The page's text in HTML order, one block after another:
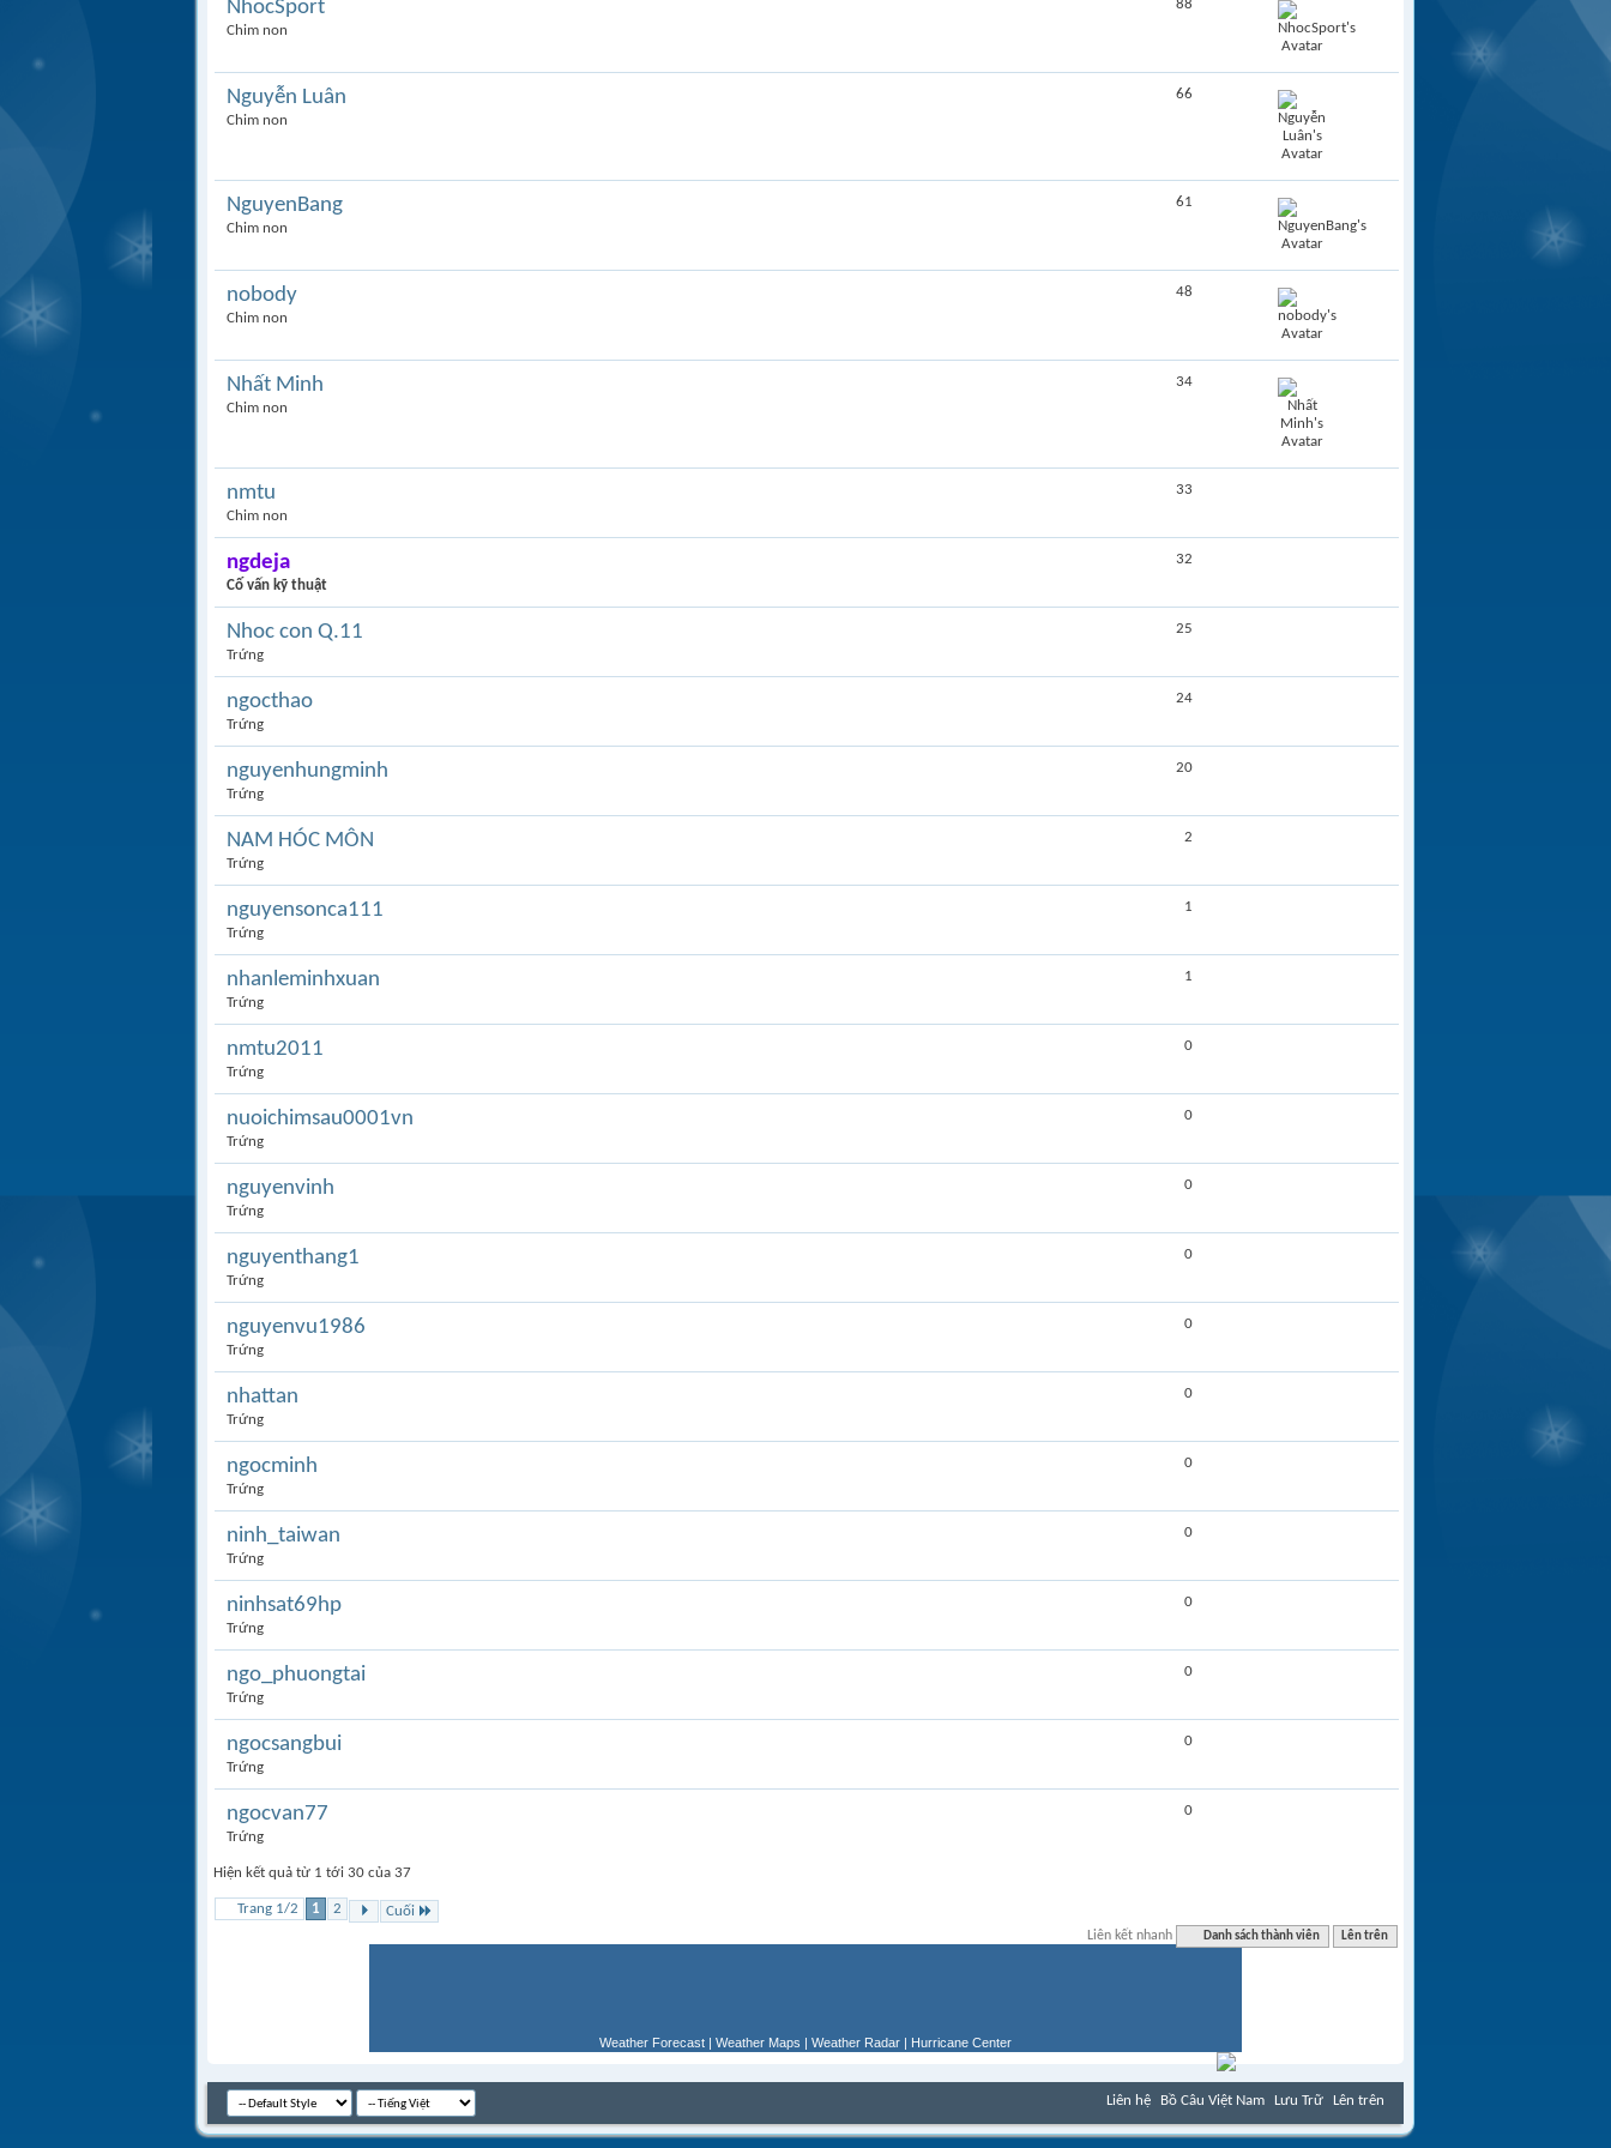
NhocSport
Chim non
88
Nguyễn Luân
Chim non
66
NguyenBang
Chim non
61
nobody
Chim non
48
Nhất Minh
Chim non
34
nmtu
Chim non
33
ngdeja
Cố vấn kỹ thuật
32
Nhoc con Q.11
Trứng
25
ngocthao
Trứng
24
nguyenhungminh
Trứng
20
NAM HÓC MÔN
Trứng
2
nguyensonca111
Trứng
1
nhanleminhxuan
Trứng
1
nmtu2011
Trứng
0
nuoichimsau0001vn
Trứng
0
nguyenvinh
Trứng
0
nguyenthang1
Trứng
0
nguyenvu1986
Trứng
0
nhattan
Trứng
0
ngocminh
Trứng
0
ninh_taiwan
Trứng
0
ninhsat69hp
Trứng
0
ngo_phuongtai
Trứng
0
ngocsangbui
Trứng
0
ngocvan77
Trứng
0
Hiện kết quả từ 1 tới 30 của 37
Trang 1/2 1 2 Cuối
Liên kết nhanh Danh sách thành viên Lên trên
Weather Forecast | Weather Maps | Weather Radar | Hurricane Center
Liên hệ Bồ Câu Việt Nam Lưu Trữ Lên trên